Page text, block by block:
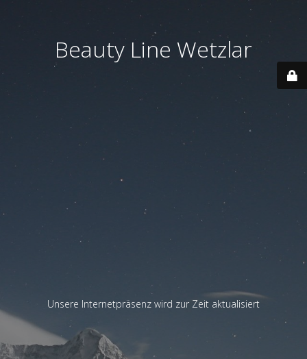
Beauty Line Wetzlar
Unsere Internetpräsenz wird zur Zeit aktualisiert